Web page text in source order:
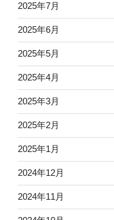
2025年7月
2025年6月
2025年5月
2025年4月
2025年3月
2025年2月
2025年1月
2024年12月
2024年11月